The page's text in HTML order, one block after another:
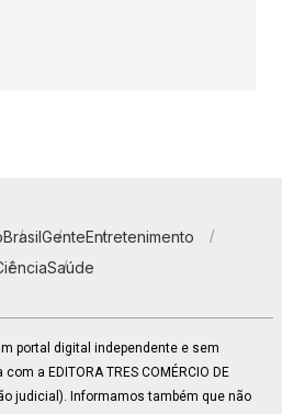
BrasilGenteEntretenimento
Saúde
portal digital independente e sem
a EDITORA TRES COMÉRCIO DE
judicial). Informamos também que não